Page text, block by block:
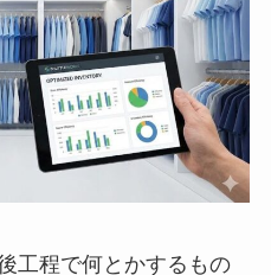
工程で何とかするもの